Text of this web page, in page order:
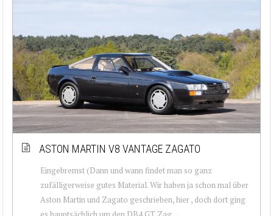
ASTON MARTIN V8 VANTAGE ZAGATO
Eingebremst (Dann und wann findet man so ganz
zufälligerweise gutes Material. Wir haben ja schon mal über
Aston Martin und Zagato geschrieben, hier , doch dort ging